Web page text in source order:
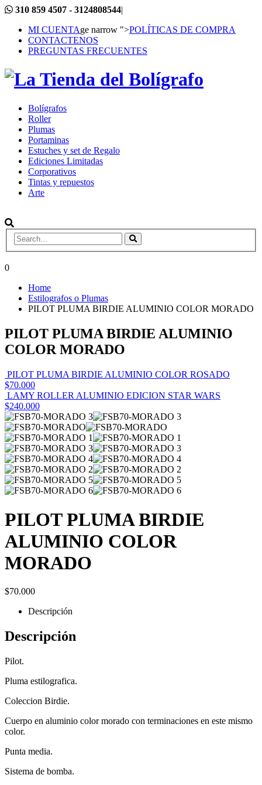
310 859 4507 - 3124808544|
MI CUENTAge narrow ">POLÍTICAS DE COMPRA
CONTACTENOS
PREGUNTAS FRECUENTES
Bolígrafos
Roller
Plumas
Portaminas
Estuches y set de Regalo
Ediciones Limitadas
Corporativos
Tintas y repuestos
Arte
0
Home
Estilografos o Plumas
PILOT PLUMA BIRDIE ALUMINIO COLOR MORADO
PILOT PLUMA BIRDIE ALUMINIO
COLOR MORADO
PILOT PLUMA BIRDIE ALUMINIO COLOR ROSADO
$70.000
LAMY ROLLER ALUMINIO EDICION STAR WARS
$240.000
PILOT PLUMA BIRDIE
ALUMINIO COLOR
MORADO
$70.000
Descripción
Descripción
Pilot.
Pluma estilografica.
Coleccion Birdie.
Cuerpo en aluminio color morado con terminaciones en este mismo
color.
Punta media.
Sistema de bomba.